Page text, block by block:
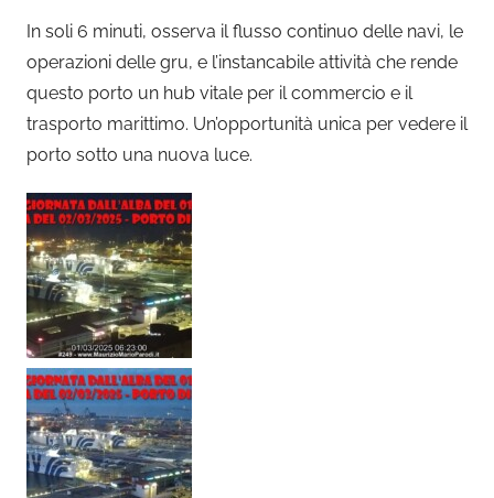
In soli 6 minuti, osserva il flusso continuo delle navi, le
operazioni delle gru, e l’instancabile attività che rende
questo porto un hub vitale per il commercio e il
trasporto marittimo. Un’opportunità unica per vedere il
porto sotto una nuova luce.